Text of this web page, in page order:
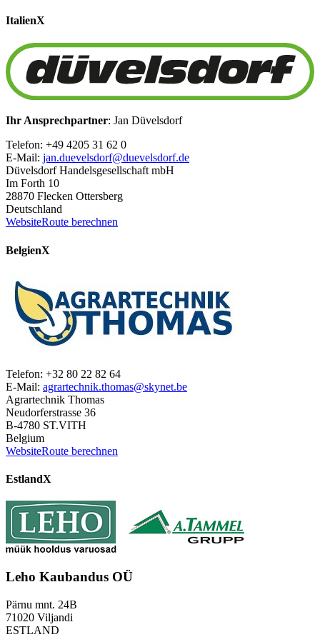
ItalienX
Ihr Ansprechpartner: Jan Düvelsdorf
Telefon: +49 4205 31 62 0
E-Mail: jan.duevelsdorf@duevelsdorf.de
Düvelsdorf Handelsgesellschaft mbH
Im Forth 10
28870 Flecken Ottersberg
Deutschland
WebsiteRoute berechnen
BelgienX
Telefon: +32 80 22 82 64
E-Mail: agrartechnik.thomas@skynet.be
Agrartechnik Thomas
Neudorferstrasse 36
B-4780 ST.VITH
Belgium
WebsiteRoute berechnen
EstlandX
Leho Kaubandus OÜ
Pärnu mnt. 24B
71020 Viljandi
ESTLAND